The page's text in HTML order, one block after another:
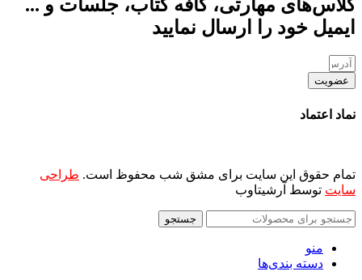
کلاس‌های مهارتی، کافه کتاب، جلسات و ...
ایمیل خود را ارسال نمایید
عضویت
نماد اعتماد
تمام حقوق این سایت برای مشق شب محفوظ است. طراحی
سایت توسط آرشیتاوب
جستجو
منو
دسته بندی‌ها